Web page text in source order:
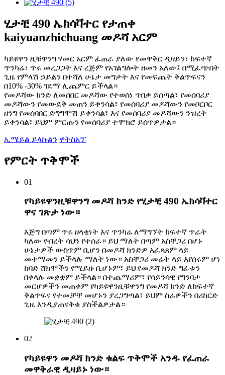
ሂታቺ 490 ኤክሳቫተር የታጠቀ
kaiyuanzhichuang መዶሻ አርም
ካይዩዋን ዚቹዋንግ ሃመር አርም ፈጠራ ያለው የመዋቅር ዲዛይን፣ ከፍተኛ
ጥንካሬ፣ ጥሩ መረጋጋት እና ረጅም የአገልግሎት ዘመን አለው፤ በሚፈጭበት
ጊዜ የምላሽ ኃይልን በተሻለ ሁኔታ መግታት እና የመፍጨት ቅልጥፍናን
በ10% -30% ገደማ ሊጨምር ይችላል።
የመዶሻው ክንድ ለመሰበር መዶሻው የተወሰነ ጥበቃ ይሰጣል፣ የመሰባሪያ
መዶሻውን የመውደቅ መጠን ይቀንሳል፣ የመሰባሪያ መዶሻውን የመቦርቦር
ዘንግ የመሰባበር ድግግሞሽ ይቀንሳል፣ እና የመሰባሪያ መዶሻውን ንዝረት
ይቀንሳል፣ ይህም ምርጡን የመሰባሪያ ተሞክሮ ይሰጥዎታል።
ኢሜይል ይላኩልን ዋትስአፕ
የምርት ጥቅሞች
01
የካይዩዋንዚቹዋንግ መዶሻ ክንድ የሂታቺ 490 ኤክሳቫተር
ዋና ገጽታ ነው።
እጅግ በጣም ጥሩ ዘላቂነት እና ጥንካሬ ለማግኘት ከፍተኛ ጥራት
ካለው የብረት ሳህን የተሰራ። ይህ ማለት በጣም አስቸጋሪ በሆኑ
ሁኔታዎች ውስጥም ቢሆን በመዶሻ ክንድዎ አፈጻጸም ላይ
መተማመን ይችላሉ ማለት ነው። አስቸጋሪ መሬት ላይ እየሰሩም ሆነ
ከባድ ሸክሞችን የሚይዙ ቢሆኑም፣ ይህ የመዶሻ ክንድ ግፊቱን
በቀላሉ መቋቋም ይችላል። በተጨማሪም፣ የሳይንሳዊ የግንባታ
መርሆዎችን መጠቀም የካይዩዋንዚቹዋንግ የመዶሻ ክንድ ለከፍተኛ
ቅልጥፍና የተመቻቸ መሆኑን ያረጋግጣል፣ ይህም ስራዎችን በሪከርድ
ጊዜ እንዲያጠናቅቁ ያስችልዎታል።
02
የካይዩዋን መዶሻ ክንድ ቁልፍ ጥቅሞች አንዱ የፈጠራ
መዋቅራዊ ዲዛይኑ ነው።